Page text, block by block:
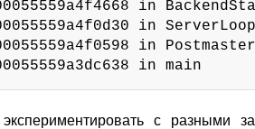
in
in ServerLoop
in
in main
с разными